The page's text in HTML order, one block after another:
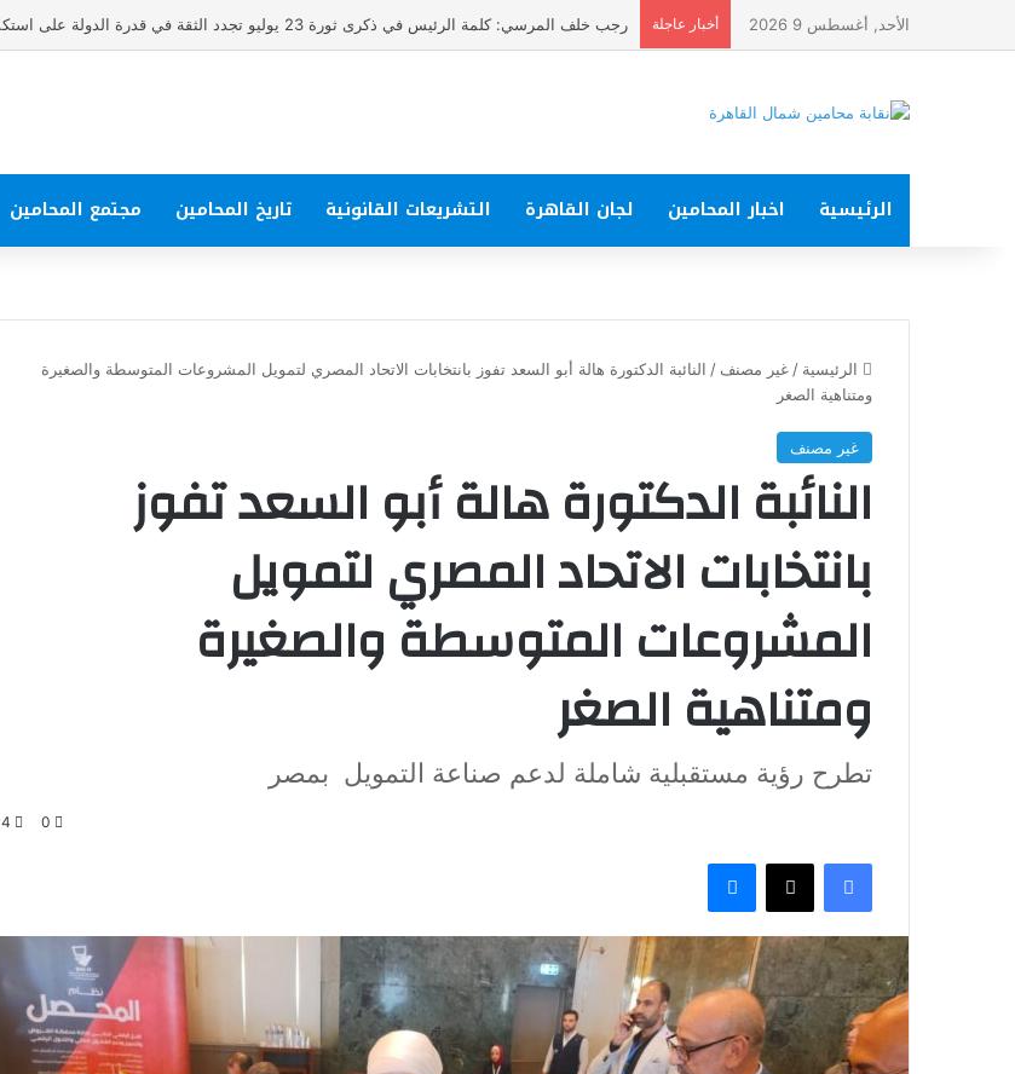
الأحد, أغسطس 9 2026 أخبار عاجلة رجب خلف المرسي: كلمة الرئيس في ذكرى ثورة 23 يوليو تجدد الثقة في قدرة الدولة على استكمال مسيرة البناء والتنمية
الرئيسية اخبار المحامين لجان القاهرة التشريعات القانونية تاريخ المحامين مجتمع المحامين
الرئيسية / غير مصنف / النائبة الدكتورة هالة أبو السعد تفوز بانتخابات الاتحاد المصري لتمويل المشروعات المتوسطة والصغيرة
ومتناهية الصغر
غير مصنف
النائبة الدكتورة هالة أبو السعد تفوز
بانتخابات الاتحاد المصري لتمويل
المشروعات المتوسطة والصغيرة
ومتناهية الصغر
تطرح رؤية مستقبلية شاملة لدعم صناعة التمويل بمصر
0
4
فيسبوك ‫X ماسنجر